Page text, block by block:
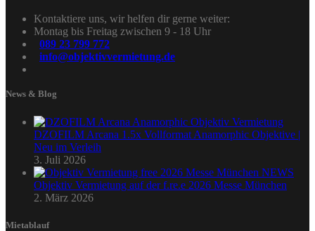
Kontaktiere uns, wir helfen dir gerne weiter:
Montag bis Freitag zwischen 9 - 18 Uhr
089 23 799 772
info@objektivvermietung.de
News & Blog
DZOFILM Arcana 1.5x Vollformat Anamorphic Objektive |
Neu im Verleih
3. Juli 2026
Objektiv Vermietung auf der f.re.e 2026 Messe München
2. März 2026
Mietablauf